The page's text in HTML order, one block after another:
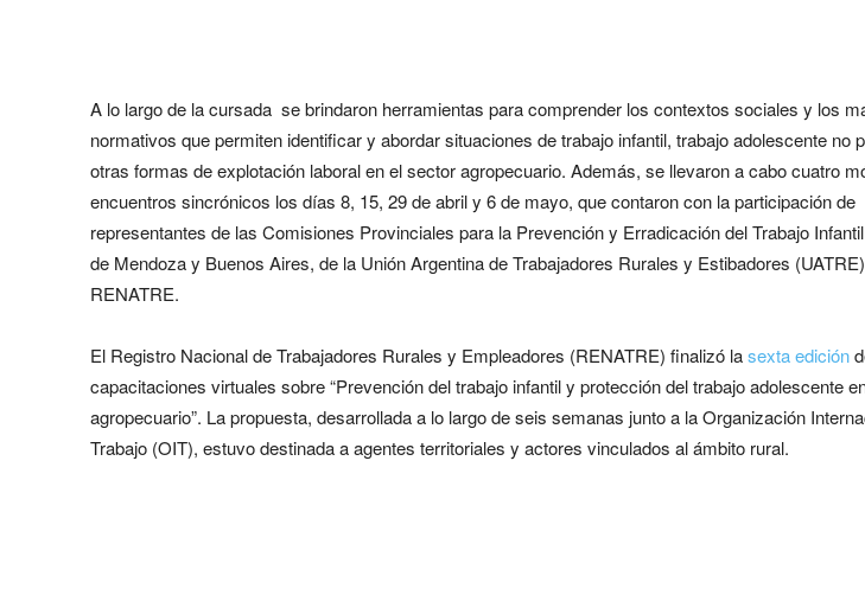
A lo largo de la cursada se brindaron herramientas para comprender los contextos sociales y los
normativos que permiten identificar y abordar situaciones de trabajo infantil, trabajo adolescente no
otras formas de explotación laboral en el sector agropecuario. Además, se llevaron a cabo cuatro
encuentros sincrónicos los días 8, 15, 29 de abril y 6 de mayo, que contaron con la participación de
representantes de las Comisiones Provinciales para la Prevención y Erradicación del Trabajo
de Mendoza y Buenos Aires, de la Unión Argentina de Trabajadores Rurales y Estibadores
RENATRE.
El Registro Nacional de Trabajadores Rurales y Empleadores (RENATRE) finalizó lasexta edición
capacitaciones virtuales sobre “Prevención del trabajo infantil y protección del trabajo adolescente
agropecuario”. La propuesta, desarrollada a lo largo de seis semanas junto a la Organización
Trabajo (OIT), estuvo destinada a agentes territoriales y actores vinculados al ámbito rural.